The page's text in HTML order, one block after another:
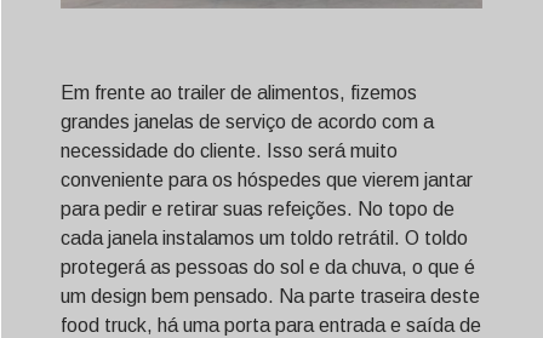
Em frente ao trailer de alimentos, fizemos
grandes janelas de serviço de acordo com a
necessidade do cliente. Isso será muito
conveniente para os hóspedes que vierem jantar
para pedir e retirar suas refeições. No topo de
cada janela instalamos um toldo retrátil. O toldo
protegerá as pessoas do sol e da chuva, o que é
um design bem pensado. Na parte traseira deste
food truck, há uma porta para entrada e saída de